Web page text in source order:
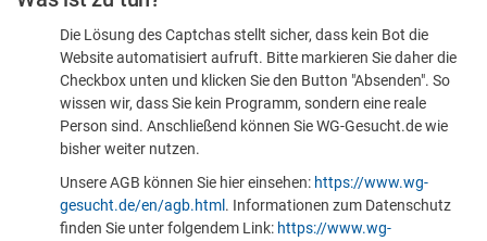
Die Lösung des Captchas stellt sicher, dass kein Bot die
Website automatisiert aufruft. Bitte markieren Sie daher die
Checkbox unten und klicken Sie den Button "Absenden". So
wissen wir, dass Sie kein Programm, sondern eine reale
Person sind. Anschließend können Sie WG-Gesucht.de wie
bisher weiter nutzen.
Unsere AGB können Sie hier einsehen: https://www.wg-
gesucht.de/en/agb.html . Informationen zum Datenschutz
finden Sie unter folgendem Link: https://www.wg-